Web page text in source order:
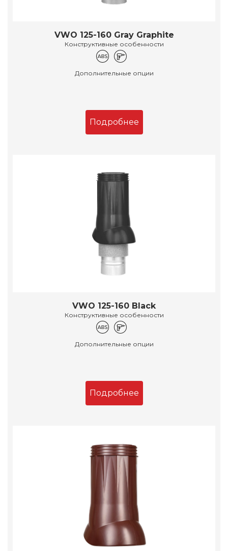
VWO 125-160 Gray Graphite
Конструктивные особенности
Дополнительные опции
Подробнее
VWO 125-160 Black
Конструктивные особенности
Дополнительные опции
Подробнее